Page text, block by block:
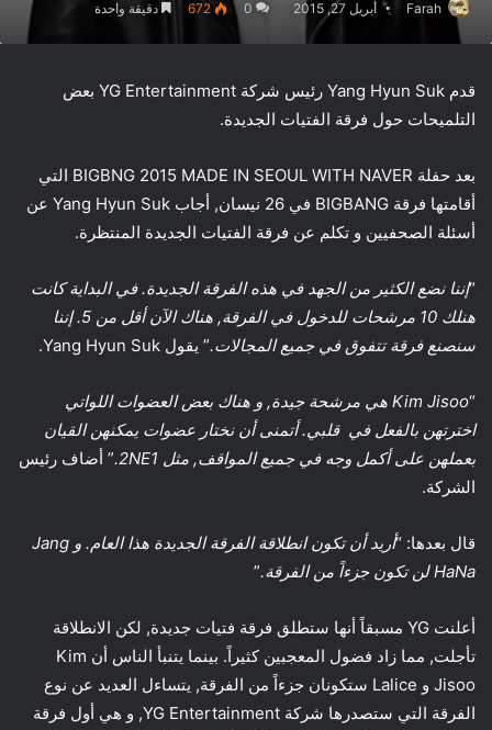
Farah أبريل 27, 2015 0
672 دقيقة واحدة
قدم Yang Hyun Suk رئيس شركة YG Entertainment بعض
التلميحات حول فرقة الفتيات الجديدة.
بعد حفلة BIGBNG 2015 MADE IN SEOUL WITH NAVER التي
أقامتها فرقة BIGBANG في 26 نيسان, أجاب Yang Hyun Suk عن
أسئلة الصحفيين و تكلم عن فرقة الفتيات الجديدة المنتظرة.
“إننا نضع الكثير من الجهد في هذه الفرقة الجديدة. في البداية كانت
هنلك 10 مرشحات للدخول في الفرقة, هناك الآن أقل من 5. إننا
سنصنع فرقة تتفوق في جميع المجالات.” يقول Yang Hyun Suk.
“
Kim Jisoo هي مرشحة جيدة, و هناك بعض العضوات اللواتي
اخترتهن بالفعل في قلبي. أتمنى أن نختار عضوات يمكنهن القيان
بعملهن على أكمل وجه في جميع المواقف, مثل 2NE1
.” أضاف رئيس
الشركة.
قال بعدها: “أريد أن تكون انطلاقة الفرقة الجديدة هذا العام. و Jang
HaNaلن تكون جزءاً من الفرقة.”
أعلنت YG مسبقاً أنها ستطلق فرقة فتيات جديدة, لكن الانطلاقة
تأجلت, مما زاد فضول المعجبين كثيراً. بينما يتنبأ الناس أن Kim
Jisoo و Lalice ستكونان جزءاً من الفرقة, يتساءل العديد عن نوع
الفرقة التي ستصدرها شركة YG Entertainment, و هي أول فرقة